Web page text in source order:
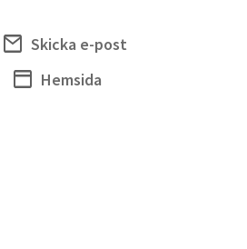
Skicka e-post
Hemsida